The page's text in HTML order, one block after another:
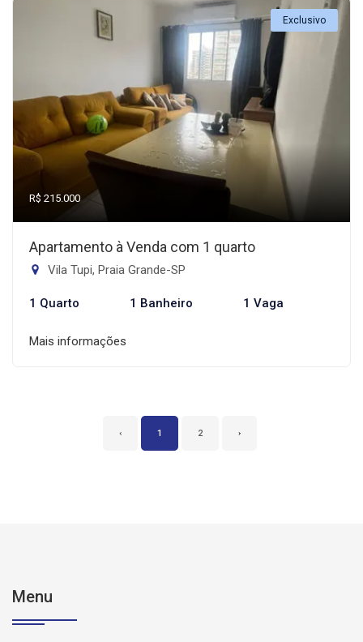
Exclusivo
R$ 215.000
Apartamento à Venda com 1 quarto
Vila Tupi, Praia Grande-SP
1 Quarto 1 Banheiro 1 Vaga
Mais informações
‹ 1 2 ›
Menu